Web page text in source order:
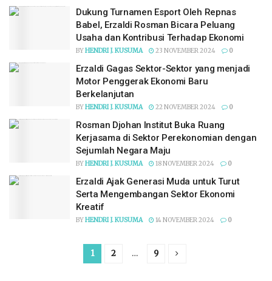
Dukung Turnamen Esport Oleh Repnas
Babel, Erzaldi Rosman Bicara Peluang
Usaha dan Kontribusi Terhadap Ekonomi
BYHENDRI J. KUSUMA 23 NOVEMBER 2024 0
Erzaldi Gagas Sektor-Sektor yang menjadi
Motor Penggerak Ekonomi Baru
Berkelanjutan
BYHENDRI J. KUSUMA 22 NOVEMBER 2024 0
Rosman Djohan Institut Buka Ruang
Kerjasama di Sektor Perekonomian dengan
Sejumlah Negara Maju
BYHENDRI J. KUSUMA 18 NOVEMBER 2024 0
Erzaldi Ajak Generasi Muda untuk Turut
Serta Mengembangan Sektor Ekonomi
Kreatif
BYHENDRI J. KUSUMA 14 NOVEMBER 2024 0
1 2 … 9